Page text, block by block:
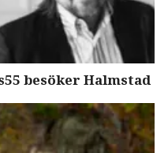
besöker Halmstad